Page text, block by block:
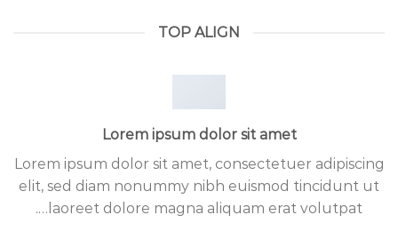
TOP ALIGN
Lorem ipsum dolor sit amet
Lorem ipsum dolor sit amet, consectetuer adipiscing
elit, sed diam nonummy nibh euismod tincidunt ut
laoreet dolore magna aliquam erat volutpat….